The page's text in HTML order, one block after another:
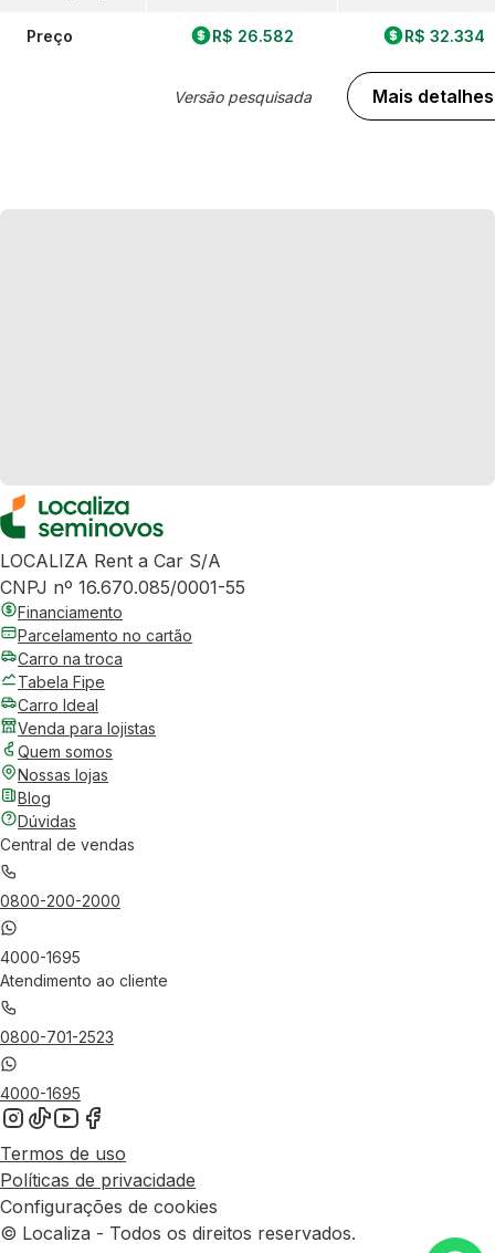
Preço R$ 26.582
Versão pesquisada
R$ 32.334
Mais detalhes
LOCALIZA Rent a Car S/A
CNPJ nº 16.670.085/0001-55
Financiamento
Parcelamento no cartão
Carro na troca
Tabela Fipe
Carro Ideal
Venda para lojistas
Quem somos
Nossas lojas
Blog
Dúvidas
Central de vendas
0800-200-2000
4000-1695
Atendimento ao cliente
0800-701-2523
4000-1695
Termos de uso
Políticas de privacidade
Configurações de cookies
© Localiza - Todos os direitos reservados.